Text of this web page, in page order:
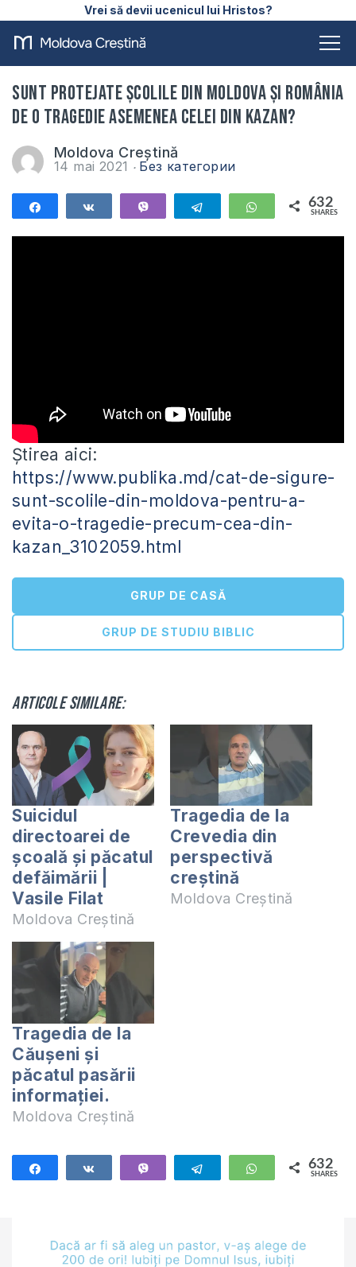
Vrei să devii ucenicul lui Hristos?
Sunt protejate școlile din Moldova și România
de o tragedie asemenea celei din Kazan?
Moldova Creștină
14 mai 2021 Без категории
Telegram WhatsApp
632
SHARES
Știrea aici:
https://www.publika.md/cat-de-sigure-
sunt-scolile-din-moldova-pentru-a-
evita-o-tragedie-precum-cea-din-
kazan_3102059.html
GRUP DE CASĂ
GRUP DE STUDIU BIBLIC
Articole similare:
Suicidul
directoarei de
școală și păcatul
defăimării |
Vasile Filat
Moldova Creștină
Tragedia de la
Crevedia din
perspectivă
creștină
Moldova Creștină
Tragedia de la
Căușeni și
păcatul pasării
informației.
Moldova Creștină
Telegram WhatsApp
632
SHARES